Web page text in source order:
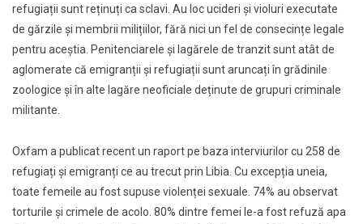
refugiații sunt reținuți ca sclavi. Au loc ucideri şi violuri executate
de gărzile şi membrii milițiilor, fără nici un fel de consecințe legale
pentru aceștia. Penitenciarele şi lagărele de tranzit sunt atât de
aglomerate că emigranții şi refugiații sunt aruncați în grădinile
zoologice şi în alte lagăre neoficiale deținute de grupuri criminale
militante.
Oxfam a publicat recent un raport pe baza interviurilor cu 258 de
refugiați şi emigranți ce au trecut prin Libia. Cu excepția uneia,
toate femeile au fost supuse violenței sexuale. 74% au observat
torturile și crimele de acolo. 80% dintre femei le-a fost refuză apa